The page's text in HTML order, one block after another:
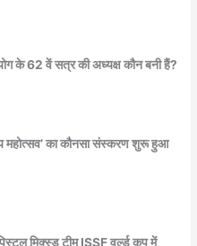
के 62 वें सत्र की अध्यक्ष कौन बनी हैं?
महोत्सव’ का कौनसा संस्करण शुरू हुआ
मिक्स्ड टीम ISSF वर्ल्ड कप में